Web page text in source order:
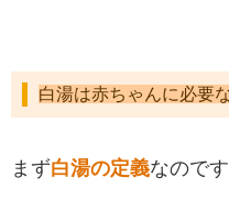
白湯は赤ちゃんに必要
まず白湯の定義なので